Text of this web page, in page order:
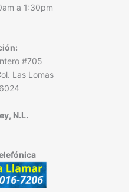
a 1:30pm
#705
Las Lomas
N.L.